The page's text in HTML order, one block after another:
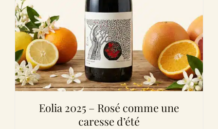
Eolia 2025 – Rosé comme une
caresse d’été